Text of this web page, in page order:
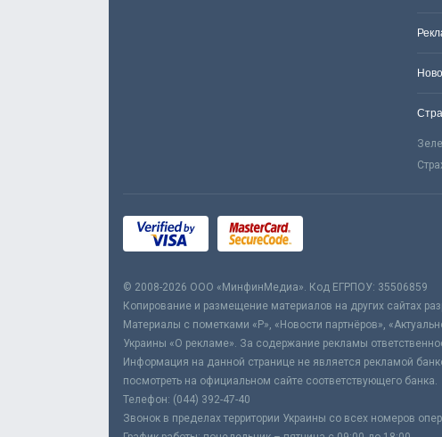
© 2008-2026 ООО «МинфинМедиа». Код ЕГРПОУ: 35506859
Копирование и размещение материалов на других сайтах
Материалы с пометками «Р», «Новости партнёров»,
Украины «О рекламе». За содержание рекламы
Информация на данной странице не является рекламой
посмотреть на официальном сайте соответствующего банка.
Телефон: (044) 392-47-40
Звонок в пределах территории Украины со всех номеров